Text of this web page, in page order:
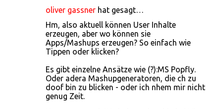
oliver gassner hat gesagt…
Hm, also aktuell können User Inhalte
erzeugen, aber wo können sie
Apps/Mashups erzeugen? So einfach wie
Tippen oder klicken?
Es gibt einzelne Ansätze wie (?):MS Popfly.
Oder adera Mashupgeneratoren, die ch zu
doof bin zu blicken - oder ich nhem mir nicht
genug Zeit.